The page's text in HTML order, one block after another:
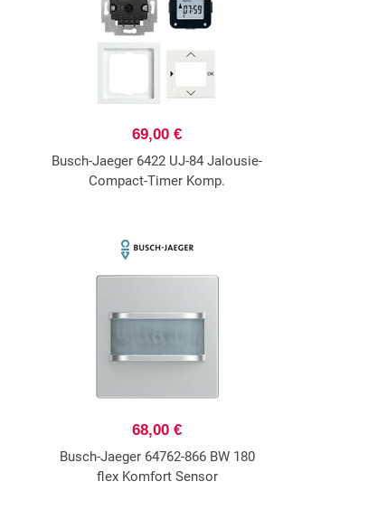
69,00 €
Busch-Jaeger 6422 UJ-84 Jalousie-
Compact-Timer Komp.
68,00 €
Busch-Jaeger 64762-866 BW 180
flex Komfort Sensor